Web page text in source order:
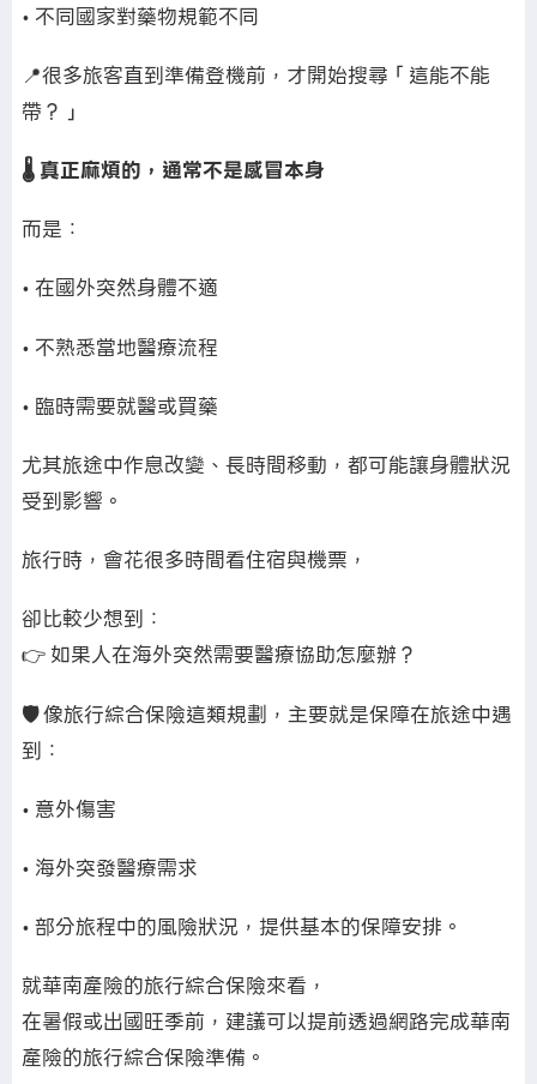
• 不同國家對藥物規範不同
📍很多旅客直到準備登機前，才開始搜尋「這能不能
帶？」
🌡️ 真正麻煩的，通常不是感冒本身
而是：
• 在國外突然身體不適
• 不熟悉當地醫療流程
• 臨時需要就醫或買藥
尤其旅途中作息改變、長時間移動，都可能讓身體狀況
受到影響。
旅行時，會花很多時間看住宿與機票，
卻比較少想到：
👉 如果人在海外突然需要醫療協助怎麼辦？
🛡️像旅行綜合保險這類規劃，主要就是保障在旅途中遇
到：
• 意外傷害
• 海外突發醫療需求
• 部分旅程中的風險狀況，提供基本的保障安排。
就華南產險的旅行綜合保險來看，
在暑假或出國旺季前，建議可以提前透過網路完成華南
產險的旅行綜合保險準備。